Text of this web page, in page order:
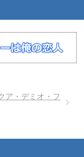
ア・デミオ・フ